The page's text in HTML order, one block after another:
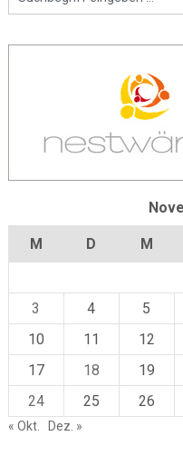
M D M
3
4 5
10
11 12
17
18 19
24
25 26
« Okt. Dez. »